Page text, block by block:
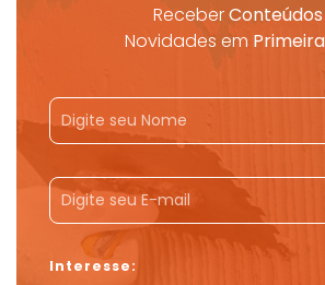
ReceberConteúdos
Novidades em